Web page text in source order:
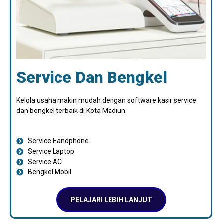
Service Dan Bengkel
Kelola usaha makin mudah dengan software kasir service
dan bengkel terbaik di Kota Madiun.
Service Handphone
Service Laptop
Service AC
Bengkel Mobil
PELAJARI LEBIH LANJUT